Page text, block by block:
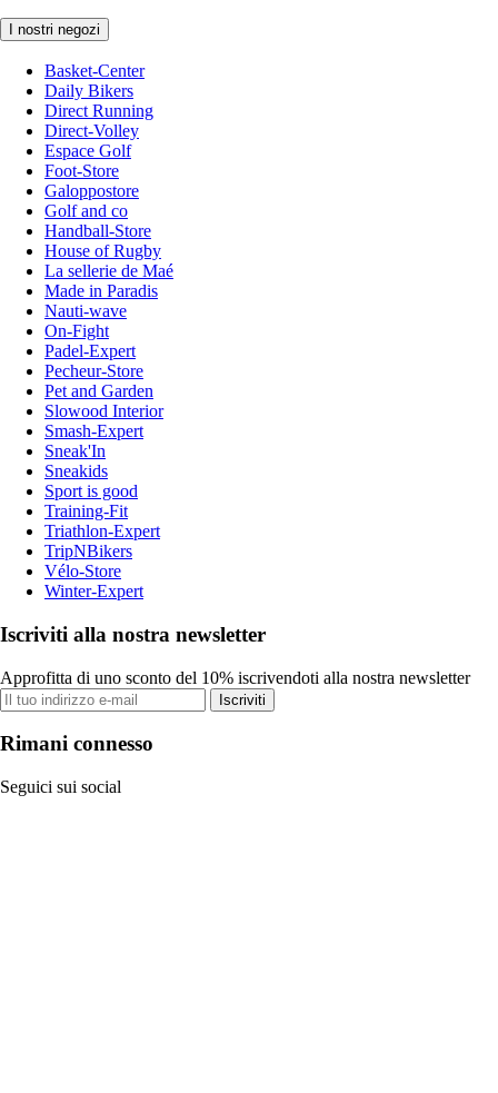
I nostri negozi
Basket-Center
Daily Bikers
Direct Running
Direct-Volley
Espace Golf
Foot-Store
Galoppostore
Golf and co
Handball-Store
House of Rugby
La sellerie de Maé
Made in Paradis
Nauti-wave
On-Fight
Padel-Expert
Pecheur-Store
Pet and Garden
Slowood Interior
Smash-Expert
Sneak'In
Sneakids
Sport is good
Training-Fit
Triathlon-Expert
TripNBikers
Vélo-Store
Winter-Expert
Iscriviti alla nostra newsletter
Approfitta di uno sconto del 10% iscrivendoti alla nostra newsletter
Iscriviti
Rimani connesso
Seguici sui social